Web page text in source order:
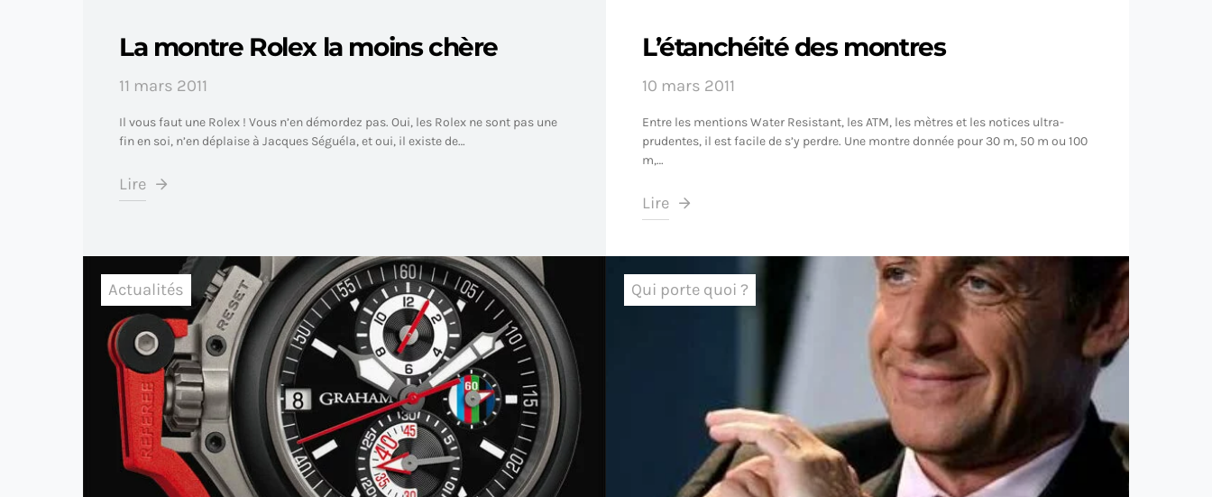
La montre Rolex la moins chère
11 mars 2011
Il vous faut une Rolex ! Vous n’en démordez pas. Oui, les Rolex ne sont pas une
fin en soi, n’en déplaise à Jacques Séguéla, et oui, il existe de…
Lire
L’étanchéité des montres
10 mars 2011
Entre les mentions Water Resistant, les ATM, les mètres et les notices ultra-
prudentes, il est facile de s’y perdre. Une montre donnée pour 30 m, 50 m ou 100
m,…
Lire
Actualités Qui porte quoi ?